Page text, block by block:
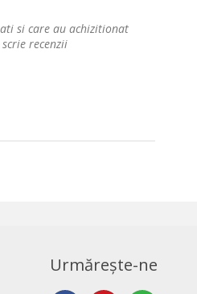
si care au achizitionat
recenzii
Urmărește-ne